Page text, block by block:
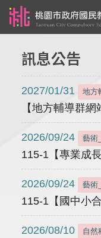
訊息公告
2027/01/31 地方
【地方輔導群網
2026/09/24 藝術
115-1【專業成
2026/09/24 藝術
115-1【國中小
2026/08/10 自然